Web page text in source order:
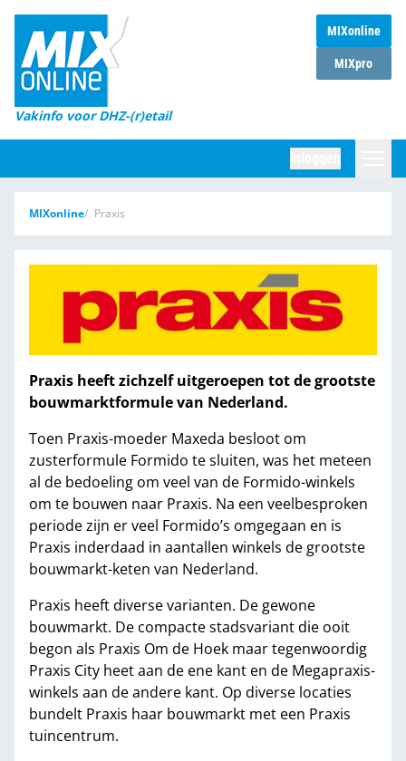
MIXonline
MIXpro
Vakinfo voor DHZ-(r)etail
Home
Magazines
DHZ Sessie
Marktcijfers
Word abonnee
MIXonline Praxis
Praxis heeft zichzelf uitgeroepen tot de grootste
bouwmarktformule van Nederland.
Toen Praxis-moeder Maxeda besloot om
zusterformule Formido te sluiten, was het meteen
al de bedoeling om veel van de Formido-winkels
om te bouwen naar Praxis. Na een veelbesproken
periode zijn er veel Formido’s omgegaan en is
Praxis inderdaad in aantallen winkels de grootste
bouwmarkt-keten van Nederland.
Praxis heeft diverse varianten. De gewone
bouwmarkt. De compacte stadsvariant die ooit
begon als Praxis Om de Hoek maar tegenwoordig
Praxis City heet aan de ene kant en de Megapraxis-
winkels aan de andere kant. Op diverse locaties
bundelt Praxis haar bouwmarkt met een Praxis
tuincentrum.